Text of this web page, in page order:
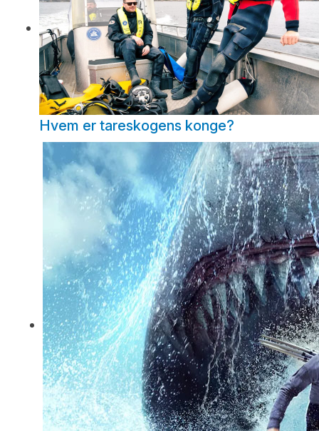
Hvem er tareskogens konge?